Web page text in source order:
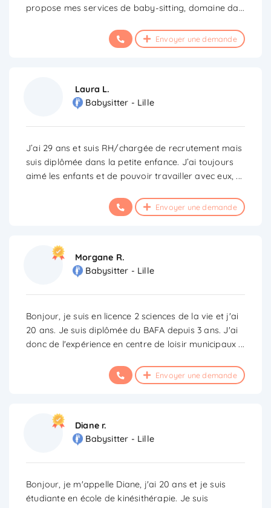
propose mes services de baby-sitting, domaine da...
Envoyer une demande
Laura L.
Babysitter - Lille
J’ai 29 ans et suis RH/chargée de recrutement mais
suis diplômée dans la petite enfance. J’ai toujours
aimé les enfants et de pouvoir travailler avec eux,...
Envoyer une demande
Morgane R.
Babysitter - Lille
Bonjour, je suis en licence 2 sciences de la vie et j'ai
20 ans. Je suis diplômée du BAFA depuis 3 ans. J'ai
donc de l'expérience en centre de loisir municipaux...
Envoyer une demande
Diane r.
Babysitter - Lille
Bonjour, je m'appelle Diane, j'ai 20 ans et je suis
étudiante en école de kinésithérapie. Je suis